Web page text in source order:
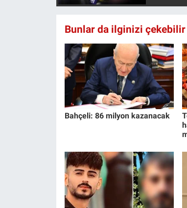
Bunlar da ilginizi çekebilir
Bahçeli: 86 milyon kazanacak